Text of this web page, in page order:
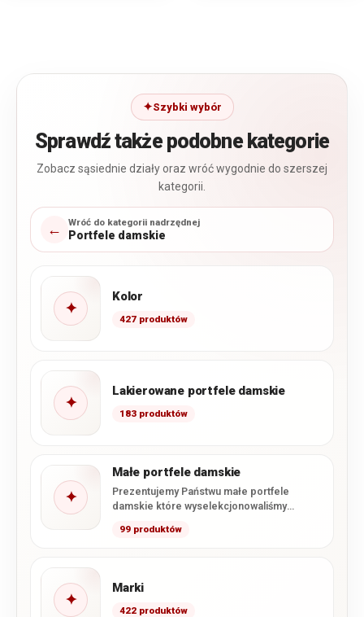
Szybki wybór
Sprawdź także podobne kategorie
Zobacz sąsiednie działy oraz wróć wygodnie do szerszej
kategorii.
← Wróć do kategorii nadrzędnej
Portfele damskie
✦
Kolor
427 produktów
✦
Lakierowane portfele damskie
183 produktów
✦
Małe portfele damskie
Prezentujemy Państwu małe portfele
damskie które wyselekcjonowaliśmy
wszystkie dostępne u…
99 produktów
✦
Marki
422 produktów